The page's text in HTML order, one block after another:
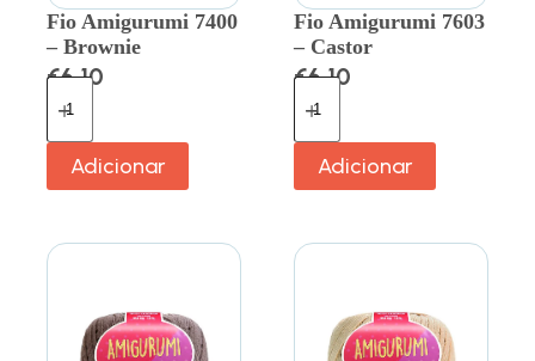
Fio Amigurumi 7400
– Brownie
€6.10
Adicionar
Fio Amigurumi 7603
– Castor
€6.10
Adicionar